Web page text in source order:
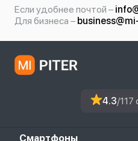
Если удобнее почтой –
Для бизнеса –
4.3/117
Смартфоны